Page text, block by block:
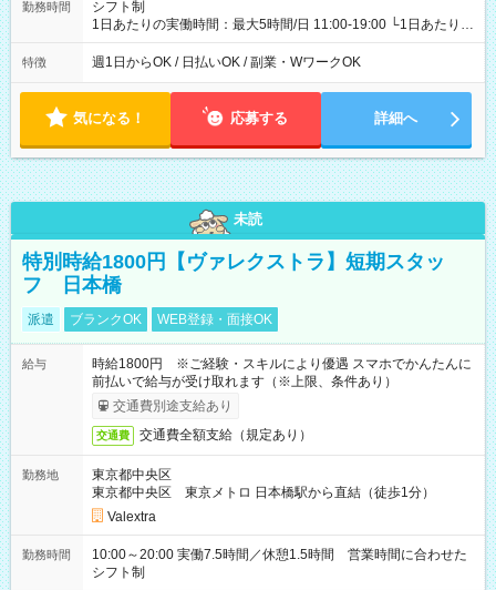
勤務時間
シフト制
1日あたりの実働時間：最大5時間/日 11:00-19:00 └1日あたりの
実働時間：1-5時間 └上記の時間帯内であれば、いつでも勤務可
能！ └平日・土曜日の中で、お好きな曜日でご勤務いただけま
18:00 などのように、自由な働き方が可能なお仕事です！
特徴 週1日からOK / 日払いOK / 副業・WワークOK
気になる！ 応募する 詳細へ
未読
特別時給1800円【ヴァレクストラ】短期スタッ
フ 日本橋
派遣 ブランクOK WEB登録・面接OK
給与
時給1800円 ※ご経験・スキルにより優遇 スマホでかんたんに
前払いで給与が受け取れます（※上限、条件あり）
交通費別途支給あり
交通費 交通費全額支給（規定あり）
勤務地
東京都中央区
東京都中央区 東京メトロ 日本橋駅から直結（徒歩1分）
Valextra
勤務時間
10:00～20:00 実働7.5時間／休憩1.5時間 営業時間に合わせた
シフト制